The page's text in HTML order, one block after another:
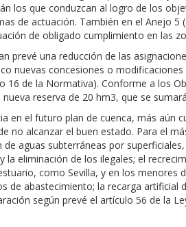
los que conduzcan al logro de los
de actuación. También en el Anejo 5
de obligado cumplimiento en las
una reducción de las
nuevas concesiones o
de la Normativa). Conforme a los
reserva de 20 hm3, que se
el futuro plan de cuenca, más aún
alcanzar el buen estado. Para el
aguas subterráneas por
eliminación de los ilegales; el
como Sevilla, y en los menores
abastecimiento; la recarga artificial
según prevé el artículo 56 de la